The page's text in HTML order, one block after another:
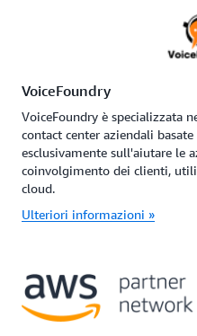
VoiceFoundry
VoiceFoundry è specializzata
contact center aziendali
esclusivamente sull'aiutare le
coinvolgimento dei clienti,
cloud.
Ulteriori informazioni »